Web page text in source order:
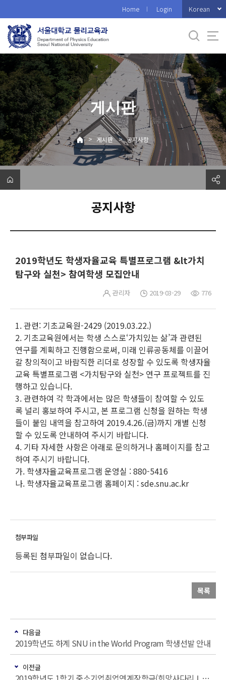
로
메
뉴
Home Login Korean
게시판
> 게시판 > 공지사항
공지사항
2019학년도 학생자율교육 특별프로그램 &lt가치
탐구와 실천> 참여학생 모집안내
관리자 2019-03-29 776
1. 관련: 기초교육원-2429 (2019.03.22.)
2. 기초교육원에서는 학생 스스로‘가치있는 삶’과 관련된
연구를 계획하고 진행함으로써, 미래 인류공동체를 이끌어
갈 창의적이고 바람직한 리더로 성장할 수 있도록 학생자율
교육 특별프로그램 <가치탐구와 실천> 연구 프로젝트를 진
행하고 있습니다.
3. 관련하여 각 학과에서는 많은 학생들이 참여할 수 있도
록 널리 홍보하여 주시고, 본 프로그램 신청을 원하는 학생
들이 붙임 내역을 참고하여 2019.4.26.(금)까지 개별 신청
할 수 있도록 안내하여 주시기 바랍니다.
4. 기타 자세한 사항은 아래로 문의하거나 홈페이지를 참고
하여 주시기 바랍니다.
가. 학생자율교육프로그램 운영실 : 880-5416
나. 학생자율교육프로그램 홈페이지 : sde.snu.ac.kr
등록된 첨부파일이 없습니다.
목록
다음글
2019학년도 하계 SNU in the World Program 학생선발 안내
이전글